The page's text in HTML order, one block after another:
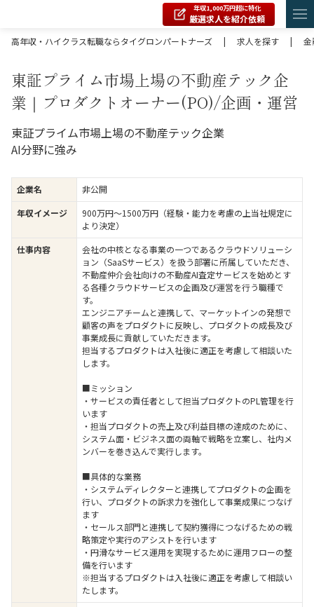
年収1,000万円超に特化
厳選求人を紹介依頼
高年収・ハイクラス転職ならタイグロンパートナーズ
| 求人を探す | 金
東証プライム市場上場の不動産テック企
業｜プロダクトオーナー(PO)/企画・運営
東証プライム市場上場の不動産テック企業
AI分野に強み
企業名
非公開
年収イメージ
900万円〜1500万円（経験・能力を考慮の上当社規定に
より決定）
仕事内容
会社の中核となる事業の一つであるクラウドソリューシ
ョン（SaaSサービス）を扱う部署に所属していただき、
不動産仲介会社向けの不動産AI査定サービスを始めとす
る各種クラウドサービスの企画及び運営を行う職種で
す。
エンジニアチームと連携して、マーケットインの発想で
顧客の声をプロダクトに反映し、プロダクトの成長及び
事業成長に貢献していただきます。
担当するプロダクトは入社後に適正を考慮して相談いた
します。
■ミッション
・サービスの責任者として担当プロダクトのPL管理を行
います
・担当プロダクトの売上及び利益目標の達成のために、
システム面・ビジネス面の両軸で戦略を立案し、社内メ
ンバーを巻き込んで実行します。
■具体的な業務
・システムディレクターと連携してプロダクトの企画を
行い、プロダクトの訴求力を強化して事業成果につなげ
ます
・セールス部門と連携して契約獲得につなげるための戦
略策定や実行のアシストを行います
・円滑なサービス運用を実現するために運用フローの整
備を行います
※担当するプロダクトは入社後に適正を考慮して相談い
たします。